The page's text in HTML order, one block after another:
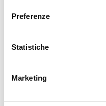
Preferenze
Statistiche
Marketing
ADD COMMENT